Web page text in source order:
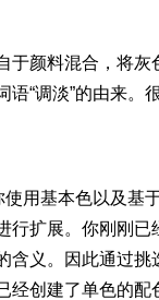
于颜料混合，将灰
语“调淡”的由来。
使用基本色以及基
行扩展。你刚刚已
含义。因此通过挑
经创建了单色的配